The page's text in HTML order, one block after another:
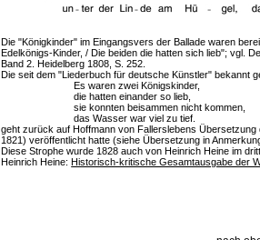
Die "Königkinder" im Eingangsvers der Ballade waren
Edelkönigs-Kinder, / Die beiden die hatten sich lieb"; vgl.
Band 2. Heidelberg 1808, S. 252.
Die seit dem "Liederbuch für deutsche Künstler" bekannt
Es waren zwei Königskinder,
die hatten einander so lieb,
sie konnten beisammen nicht kommen,
das Wasser war viel zu tief.
geht zurück auf Hoffmann von Fallerslebens
1821) veröffentlicht hatte (siehe Übersetzung in
Diese Strophe wurde 1828 auch von Heinrich Heine im
Heinrich Heine: Historisch-kritische Gesamtausgabe der